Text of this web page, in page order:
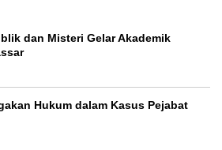
dan Misteri Gelar Akademik
Hukum dalam Kasus Pejabat